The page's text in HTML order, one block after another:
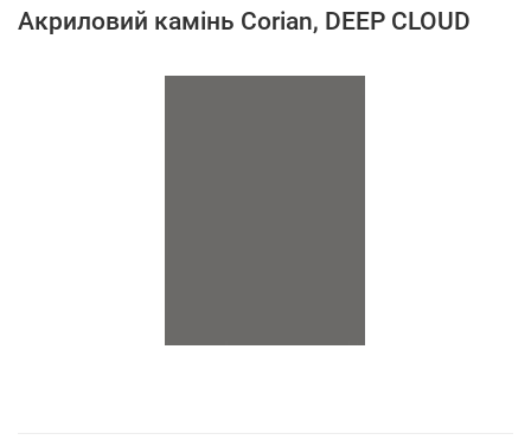
Акриловий камінь Corian, DEEP CLOUD